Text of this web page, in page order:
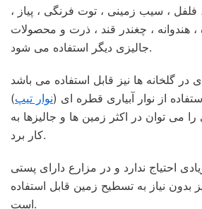
فلفل ، سیب زمینی ، توت فرنگی ، پیاز ،
، هندوانه ، چغندر قند ، ذرت و محصولات
جالیزی دیگر استفاده می شود.
از نوار آبیاری قطره ای (نوار تیپ)
را می توان در اکثر زمین ها و جالیزها به
کار برد.
احتیاج ندارد و در مزارع دارای پستی
بدون نیاز به تسطیح زمین قابل استفاده
است.